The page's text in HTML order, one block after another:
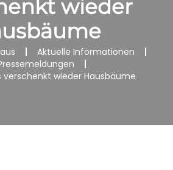
wieder
Aktuelle Informationen
verschenkt wieder Hausbäume